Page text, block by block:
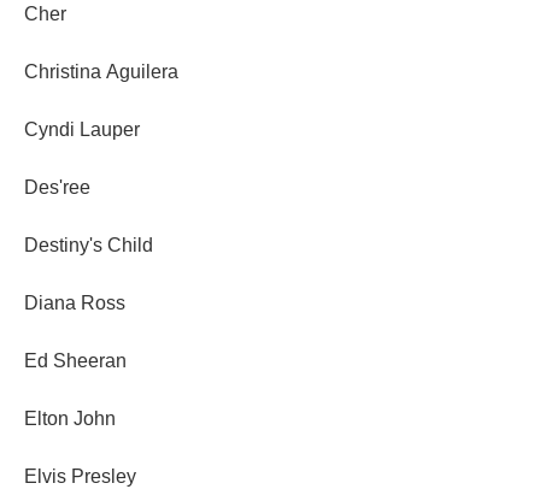
Cher
Christina Aguilera
Cyndi Lauper
Des'ree
Destiny's Child
Diana Ross
Ed Sheeran
Elton John
Elvis Presley